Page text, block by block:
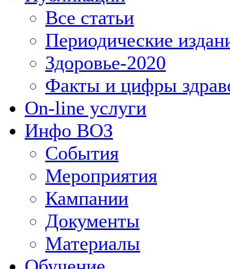
Все статьи
Периодические
Здоровье-2020
Факты и цифры
On-line услуги
Инфо ВОЗ
События
Мероприятия
Кампании
Документы
Материалы